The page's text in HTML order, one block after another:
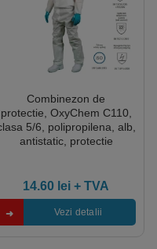
Combinezon de
protectie, OxyChem C110,
5/6, polipropilena, alb,
antistatic, protectie
si particule radioactive
14.60 lei + TVA
Vezi detalii